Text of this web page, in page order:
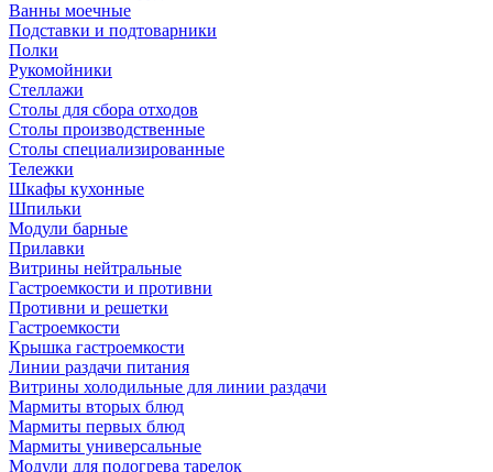
Ванны моечные
Подставки и подтоварники
Полки
Рукомойники
Стеллажи
Столы для сбора отходов
Столы производственные
Столы специализированные
Тележки
Шкафы кухонные
Шпильки
Модули барные
Прилавки
Витрины нейтральные
Гастроемкости и противни
Противни и решетки
Гастроемкости
Крышка гастроемкости
Линии раздачи питания
Витрины холодильные для линии раздачи
Мармиты вторых блюд
Мармиты первых блюд
Мармиты универсальные
Модули для подогрева тарелок